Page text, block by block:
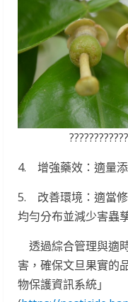
4. 增強藥效：適量添
5. 改善環境：適當
均勻分布並減少害蟲
透過綜合管理與適
害，確保文旦果實的
物保護資訊系統」